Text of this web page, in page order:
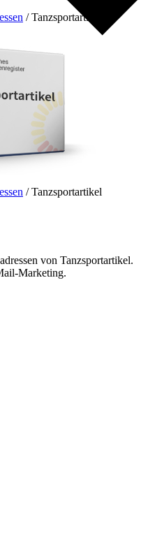
/Tanzsportartikel
/Tanzsportartikel
von Tanzsportartikel.
Marketing.